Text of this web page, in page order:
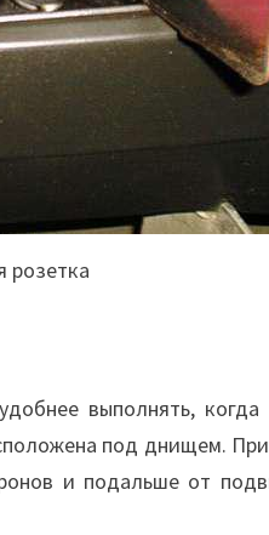
розетка
выполнять,
под днищем.
и подальше от